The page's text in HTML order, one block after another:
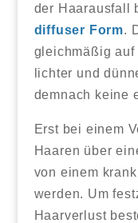
der Haarausfall
diffuser Form.
gleichmäßig auf
lichter und
demnach keine
Erst bei einem
Haaren über
von einem
werden. Um
Haarverlust